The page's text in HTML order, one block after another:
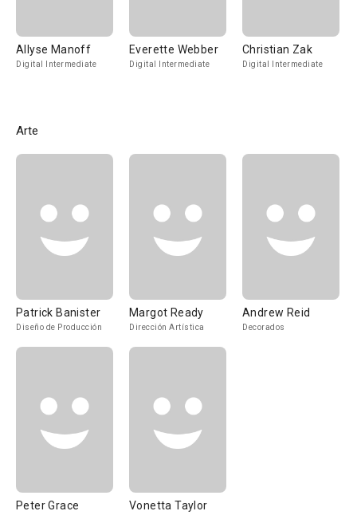
Allyse Manoff
Digital Intermediate
Everette Webber
Digital Intermediate
Christian Zak
Digital Intermediate
Arte
Patrick Banister
Diseño de Producción
Margot Ready
Dirección Artística
Andrew Reid
Decorados
Peter Grace Vonetta Taylor